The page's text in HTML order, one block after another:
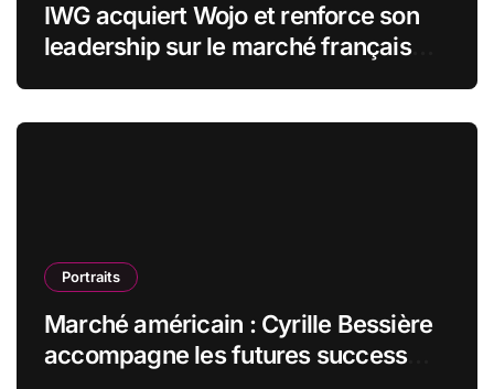
IWG acquiert Wojo et renforce son
leadership sur le marché français
Portraits
Marché américain : Cyrille Bessière
accompagne les futures success